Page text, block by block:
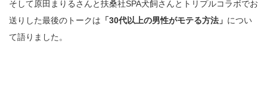
そして原田まりるさんと扶桑社SPA犬飼さんとトリプルコラボでお
送りした最後のトークは 「30代以上の男性がモテる方法」 につい
て語りました。